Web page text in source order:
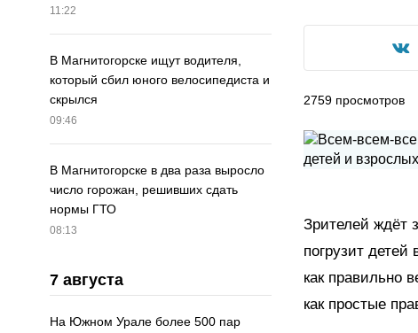
11:22
В Магнитогорске ищут водителя,
который сбил юного велосипедиста и
скрылся
09:46
В Магнитогорске в два раза выросло
число горожан, решивших сдать
нормы ГТО
08:13
7 августа
На Южном Урале более 500 пар
2759 просмотров
Зрителей ждёт
погрузит
как правильно
как простые